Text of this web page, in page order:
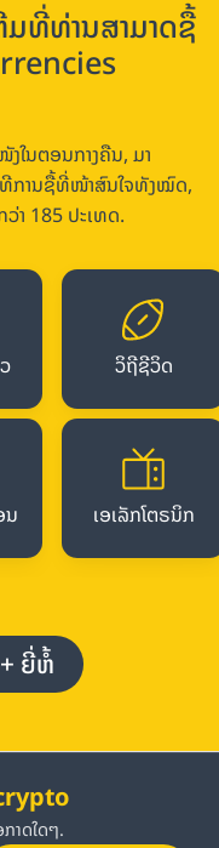
ທີ່ທ່ານສາມາດຊື້
ງໃນຕອນກາງຄືນ, ມາ
ການຊື້ທີ່ໜ້າສົນໃຈທັງໝົດ,
າ 185 ປະເທດ.
ວິຖີຊີວິດ
ນ ເອເລັກໂຕຣນິກ
ຍີ່ຫໍ້
າດໃດໆ.